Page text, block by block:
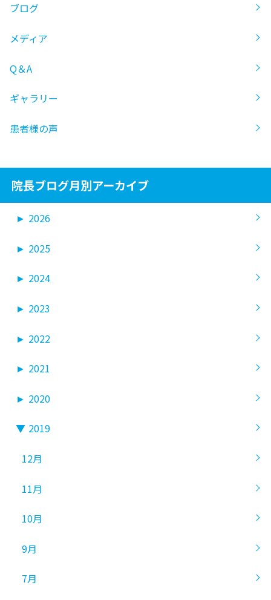
ブログ
メディア
Q＆A
ギャラリー
患者様の声
院長ブログ月別アーカイブ
► 2026
► 2025
► 2024
► 2023
► 2022
► 2021
► 2020
▼ 2019
12月
11月
10月
9月
7月